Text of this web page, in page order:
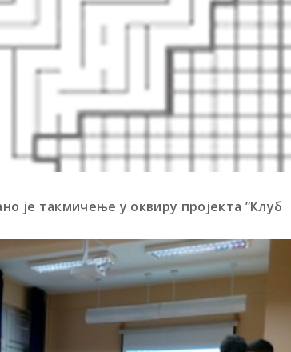
је такмичење у оквиру пројекта ”Клуб